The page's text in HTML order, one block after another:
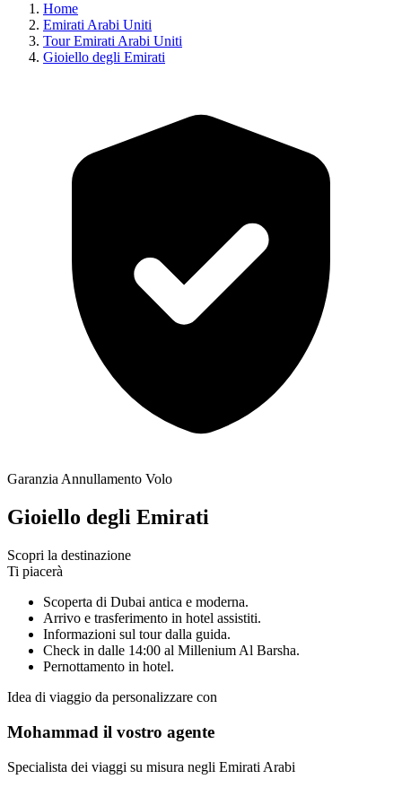
Home
Emirati Arabi Uniti
Tour Emirati Arabi Uniti
Gioiello degli Emirati
Garanzia Annullamento Volo
Gioiello degli Emirati
Scopri la destinazione
Ti piacerà
Scoperta di Dubai antica e moderna.
Arrivo e trasferimento in hotel assistiti.
Informazioni sul tour dalla guida.
Check in dalle 14:00 al Millenium Al Barsha.
Pernottamento in hotel.
Idea di viaggio da personalizzare con
Mohammad il vostro agente
Specialista dei viaggi su misura negli Emirati Arabi